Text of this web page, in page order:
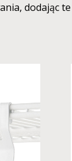
dodając